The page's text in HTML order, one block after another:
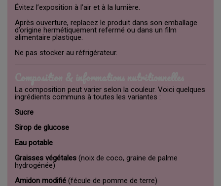
Évitez l’exposition à l’air et à la lumière.
Après ouverture, replacez le produit dans son emballage
d’origine hermétiquement refermé ou dans un film
alimentaire plastique.
Ne pas stocker au réfrigérateur.
La composition peut varier selon la couleur. Voici quelques
ingrédients communs à toutes les variantes :
Sucre
Sirop de glucose
Eau potable
Graisses végétales (noix de coco, graine de palme
hydrogénée)
Amidon modifié (fécule de pomme de terre)